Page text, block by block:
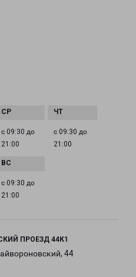
с 09:30 до
21:00
с 09:30 до
21:00
с 09:30 до
21:00
ПРОЕЗД 44К1
44